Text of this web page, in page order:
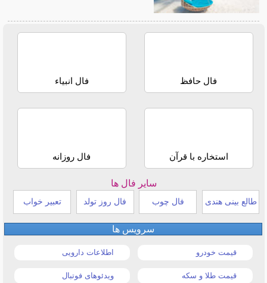
فال حافظ فال انبیاء
استخاره با قرآن فال روزانه
سایر فال ها
طالع بینی هندی فال چوب فال روز تولد تعبیر خواب
سرویس ها
قیمت خودرو اطلاعات دارویی
قیمت طلا و سکه ویدئوهای فوتبال